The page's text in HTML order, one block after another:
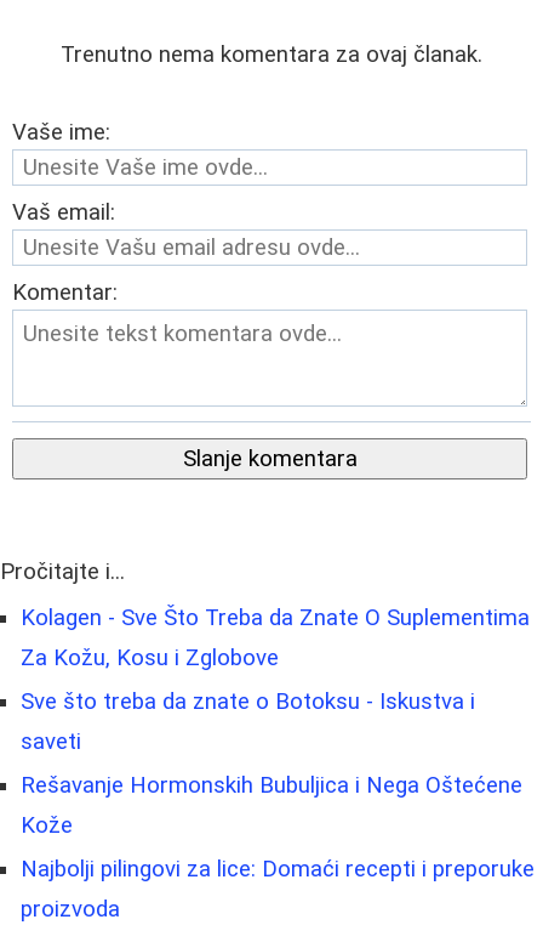
Trenutno nema komentara za ovaj članak.
Vaše ime:
Vaš email:
Komentar:
Slanje komentara
Pročitajte i...
Kolagen - Sve Što Treba da Znate O Suplementima
Za Kožu, Kosu i Zglobove
Sve što treba da znate o Botoksu - Iskustva i
saveti
Rešavanje Hormonskih Bubuljica i Nega Oštećene
Kože
Najbolji pilingovi za lice: Domaći recepti i preporuke
proizvoda